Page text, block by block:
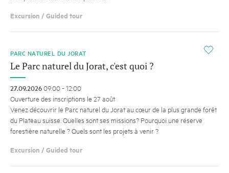
Excursion / Guided tour
i
PARC NATUREL DU JORAT
Le Parc naturel du Jorat, c'est quoi ?
27.09.202609:00 - 12:00
Ouverture des inscriptions le 27 août
Venez découvrir le Parc naturel du Jorat au cœur de la plus grande forêt
du Plateau suisse. Quelles sont ses missions? Pourquoi une réserve
forestière naturelle ? Quels sont les projets à venir ?
Excursion / Guided tour